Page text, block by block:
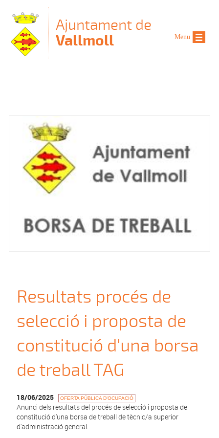
Ajuntament de
Vallmoll
Resultats procés de
selecció i proposta de
constitució d'una borsa
de treball TAG
18/06/2025 OFERTA PÚBLICA D'OCUPACIÓ
Anunci dels resultats del procés de selecció i proposta de
constitució d'una borsa de treball de tècnic/a superior
d'administració general.
Menu